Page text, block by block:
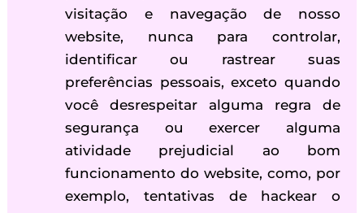
visitação e navegação de nosso
website, nunca para controlar,
identificar ou rastrear suas
preferências pessoais, exceto quando
você desrespeitar alguma regra de
segurança ou exercer alguma
atividade prejudicial ao bom
funcionamento do website, como, por
exemplo, tentativas de hackear o